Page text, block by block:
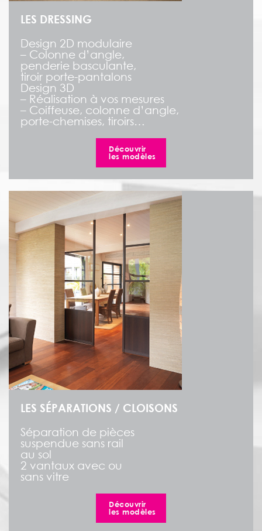
LES DRESSING
Design 2D modulaire
– Colonne d’angle,
penderie basculante,
tiroir porte-pantalons
Design 3D
– Réalisation à vos mesures
– Coiffeuse, colonne d’angle,
porte-chemises, tiroirs…
Découvrir
les modèles
LES SÉPARATIONS / CLOISONS
Séparation de pièces
suspendue sans rail
au sol
2 vantaux avec ou
sans vitre
Découvrir
les modèles